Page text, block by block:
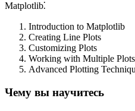
Matplotlib⁚
Introduction to Matplotlib
Creating Line Plots
Customizing Plots
Working with Multiple Plots
Advanced Plotting
Чему вы научитесь